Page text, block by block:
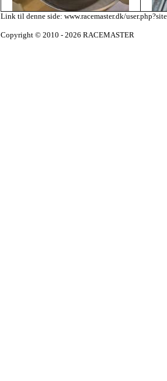
Link til denne side: www.racemaster.dk/
Copyright © 2010 - 2026 RACEMASTER